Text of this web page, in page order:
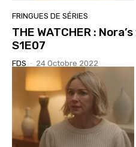
FRINGUES DE SÉRIES
THE WATCHER :
S1E07
FDS - 24 Octobre 2022